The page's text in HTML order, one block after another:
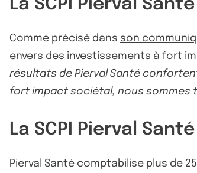
La SCPI Pierval
Comme précisé dans son
envers des investissements à fort
résultats de Pierval Santé
fort impact sociétal, nous sommes
La SCPI Pierval
Pierval Santé comptabilise plus de